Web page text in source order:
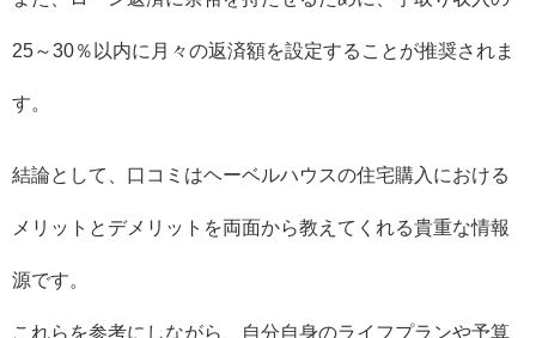
25～30％以内に月々の返済額を設定することが推奨されま
す。
結論として、口コミはヘーベルハウスの住宅購入における
メリットとデメリットを両面から教えてくれる貴重な情報
源です。
これらを参考にしながら、自分自身のライフプランや予算